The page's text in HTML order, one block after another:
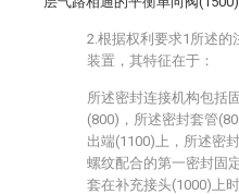
2.根据权利要求1所述的
装置，其特征在于：
所述密封连接机构包括
(800)，所述密封套管
出端(1100)上，所述密
螺纹配合的第一密封固
套在补充接头(1000)上